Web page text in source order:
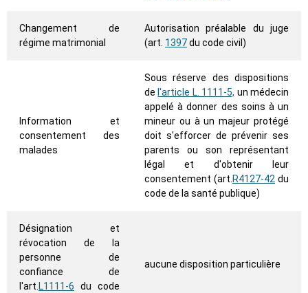
Changement de
régime matrimonial
Autorisation préalable du juge
(art. 1397du code civil)
Information et
consentement des
malades
Sous réserve des dispositions
de l'article L. 1111-5, un médecin
appelé à donner des soins à un
mineur ou à un majeur protégé
doit s'efforcer de prévenir ses
parents ou son représentant
légal et d'obtenir leur
consentement (art.R4127-42 du
code de la santé publique)
Désignation et
révocation de la
personne de
confiance de
l'art.L1111-6 du code
aucune disposition particulière